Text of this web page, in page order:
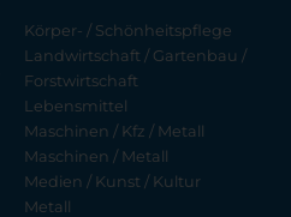
Körper- / Schönheitspflege
Landwirtschaft / Gartenbau /
Forstwirtschaft
Lebensmittel
Maschinen / Kfz / Metall
Maschinen / Metall
Medien / Kunst / Kultur
Metall